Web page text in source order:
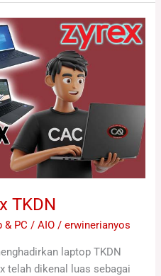
TKDN
& PC / AIO /erwinerianyos
laptop TKDN
telah dikenal luas sebagai